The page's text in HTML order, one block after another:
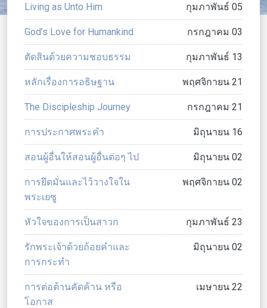
Living as Unto Him กุมภาพันธ์ 05
God’s Love for Humankind กรกฎาคม 03
ตัดสินด้วยความชอบธรรม กุมภาพันธ์ 13
หลักเรื่องการอธิษฐาน พฤศจิกายน 21
The Discipleship Journey กรกฎาคม 21
การประกาศพระคำ มิถุนายน 16
สอนผู้อื่นให้สอนผู้อื่นต่อๆ ไป มิถุนายน 02
การยึดมั่นและไว้วางใจใน
พระเยซู
พฤศจิกายน 02
หัวใจของการเป็นสาวก กุมภาพันธ์ 23
รักพระเจ้าด้วยถ้อยคำและ
การกระทำ
มิถุนายน 02
การต่อต้านคัดค้าน หรือ
โอกาส
เมษายน 22